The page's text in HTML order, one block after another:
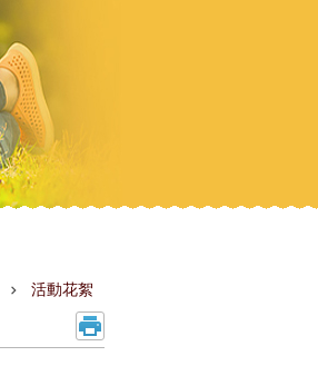
活動花絮